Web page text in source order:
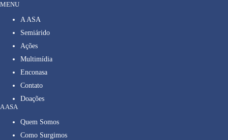
MENU
A ASA
Semiárido
Ações
Multimídia
Enconasa
Contato
Doações
A ASA
Quem Somos
Como Surgimos